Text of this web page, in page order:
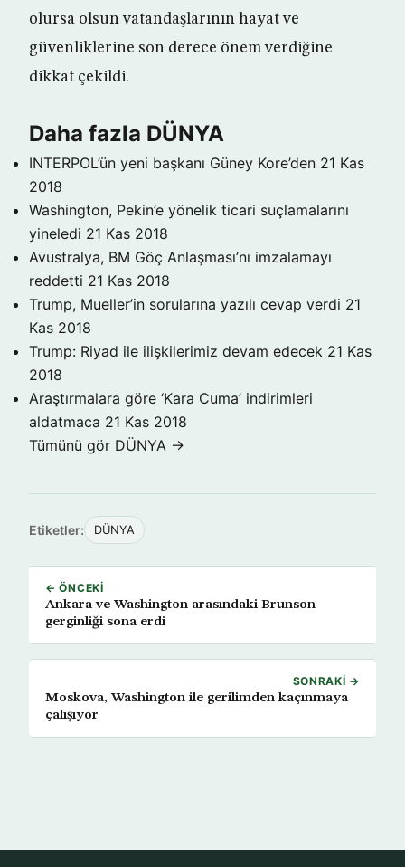
olursa olsun vatandaşlarının hayat ve
güvenliklerine son derece önem verdiğine
dikkat çekildi.
Daha fazla DÜNYA
INTERPOL’ün yeni başkanı Güney Kore’den 21 Kas
2018
Washington, Pekin’e yönelik ticari suçlamalarını
yineledi 21 Kas 2018
Avustralya, BM Göç Anlaşması’nı imzalamayı
reddetti 21 Kas 2018
Trump, Mueller’in sorularına yazılı cevap verdi 21
Kas 2018
Trump: Riyad ile ilişkilerimiz devam edecek 21 Kas
2018
Araştırmalara göre ‘Kara Cuma’ indirimleri
aldatmaca 21 Kas 2018
Tümünü gör DÜNYA →
Etiketler: DÜNYA
← ÖNCEKI
Ankara ve Washington arasındaki Brunson
gerginliği sona erdi
SONRAKI →
Moskova, Washington ile gerilimden kaçınmaya
çalışıyor